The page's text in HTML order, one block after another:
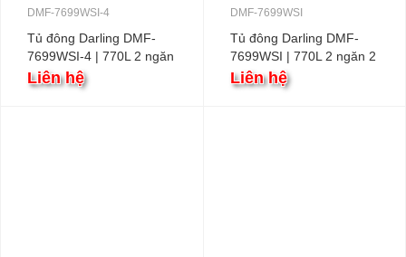
DMF-7699WSI-4
Tủ đông Darling DMF-
7699WSI-4 | 770L 2 ngăn
2 cánh
Liên hệ
DMF-7699WSI
Tủ đông Darling DMF-
7699WSI | 770L 2 ngăn 2
cánh
Liên hệ